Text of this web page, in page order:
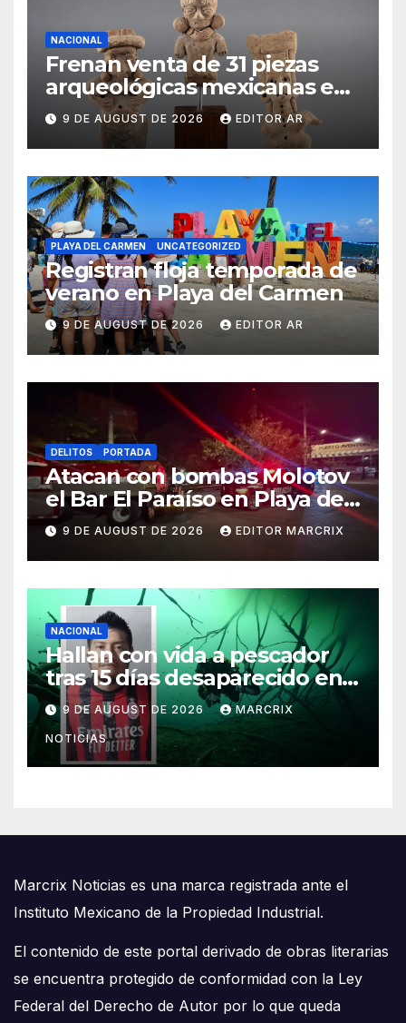
NACIONAL
Frenan venta de 31 piezas
arqueológicas mexicanas en
Estados Unidos
9 DE AUGUST DE 2026 EDITOR AR
PLAYA DEL CARMEN UNCATEGORIZED
Registran floja temporada de
verano en Playa del Carmen
9 DE AUGUST DE 2026 EDITOR AR
DELITOS PORTADA
Atacan con bombas Molotov
el Bar El Paraíso en Playa del
Carmen
9 DE AUGUST DE 2026 EDITOR MARCRIX
NACIONAL
Hallan con vida a pescador
tras 15 días desaparecido en
un cenote de Veracruz
9 DE AUGUST DE 2026 MARCRIX
NOTICIAS
Marcrix Noticias es una marca registrada ante el
Instituto Mexicano de la Propiedad Industrial.
El contenido de este portal derivado de obras literarias
se encuentra protegido de conformidad con la Ley
Federal del Derecho de Autor por lo que queda